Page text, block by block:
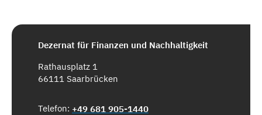
Dezernat für Finanzen und Nachhaltigkeit
Rathausplatz 1
66111 Saarbrücken
Telefon: +49 681 905-1440